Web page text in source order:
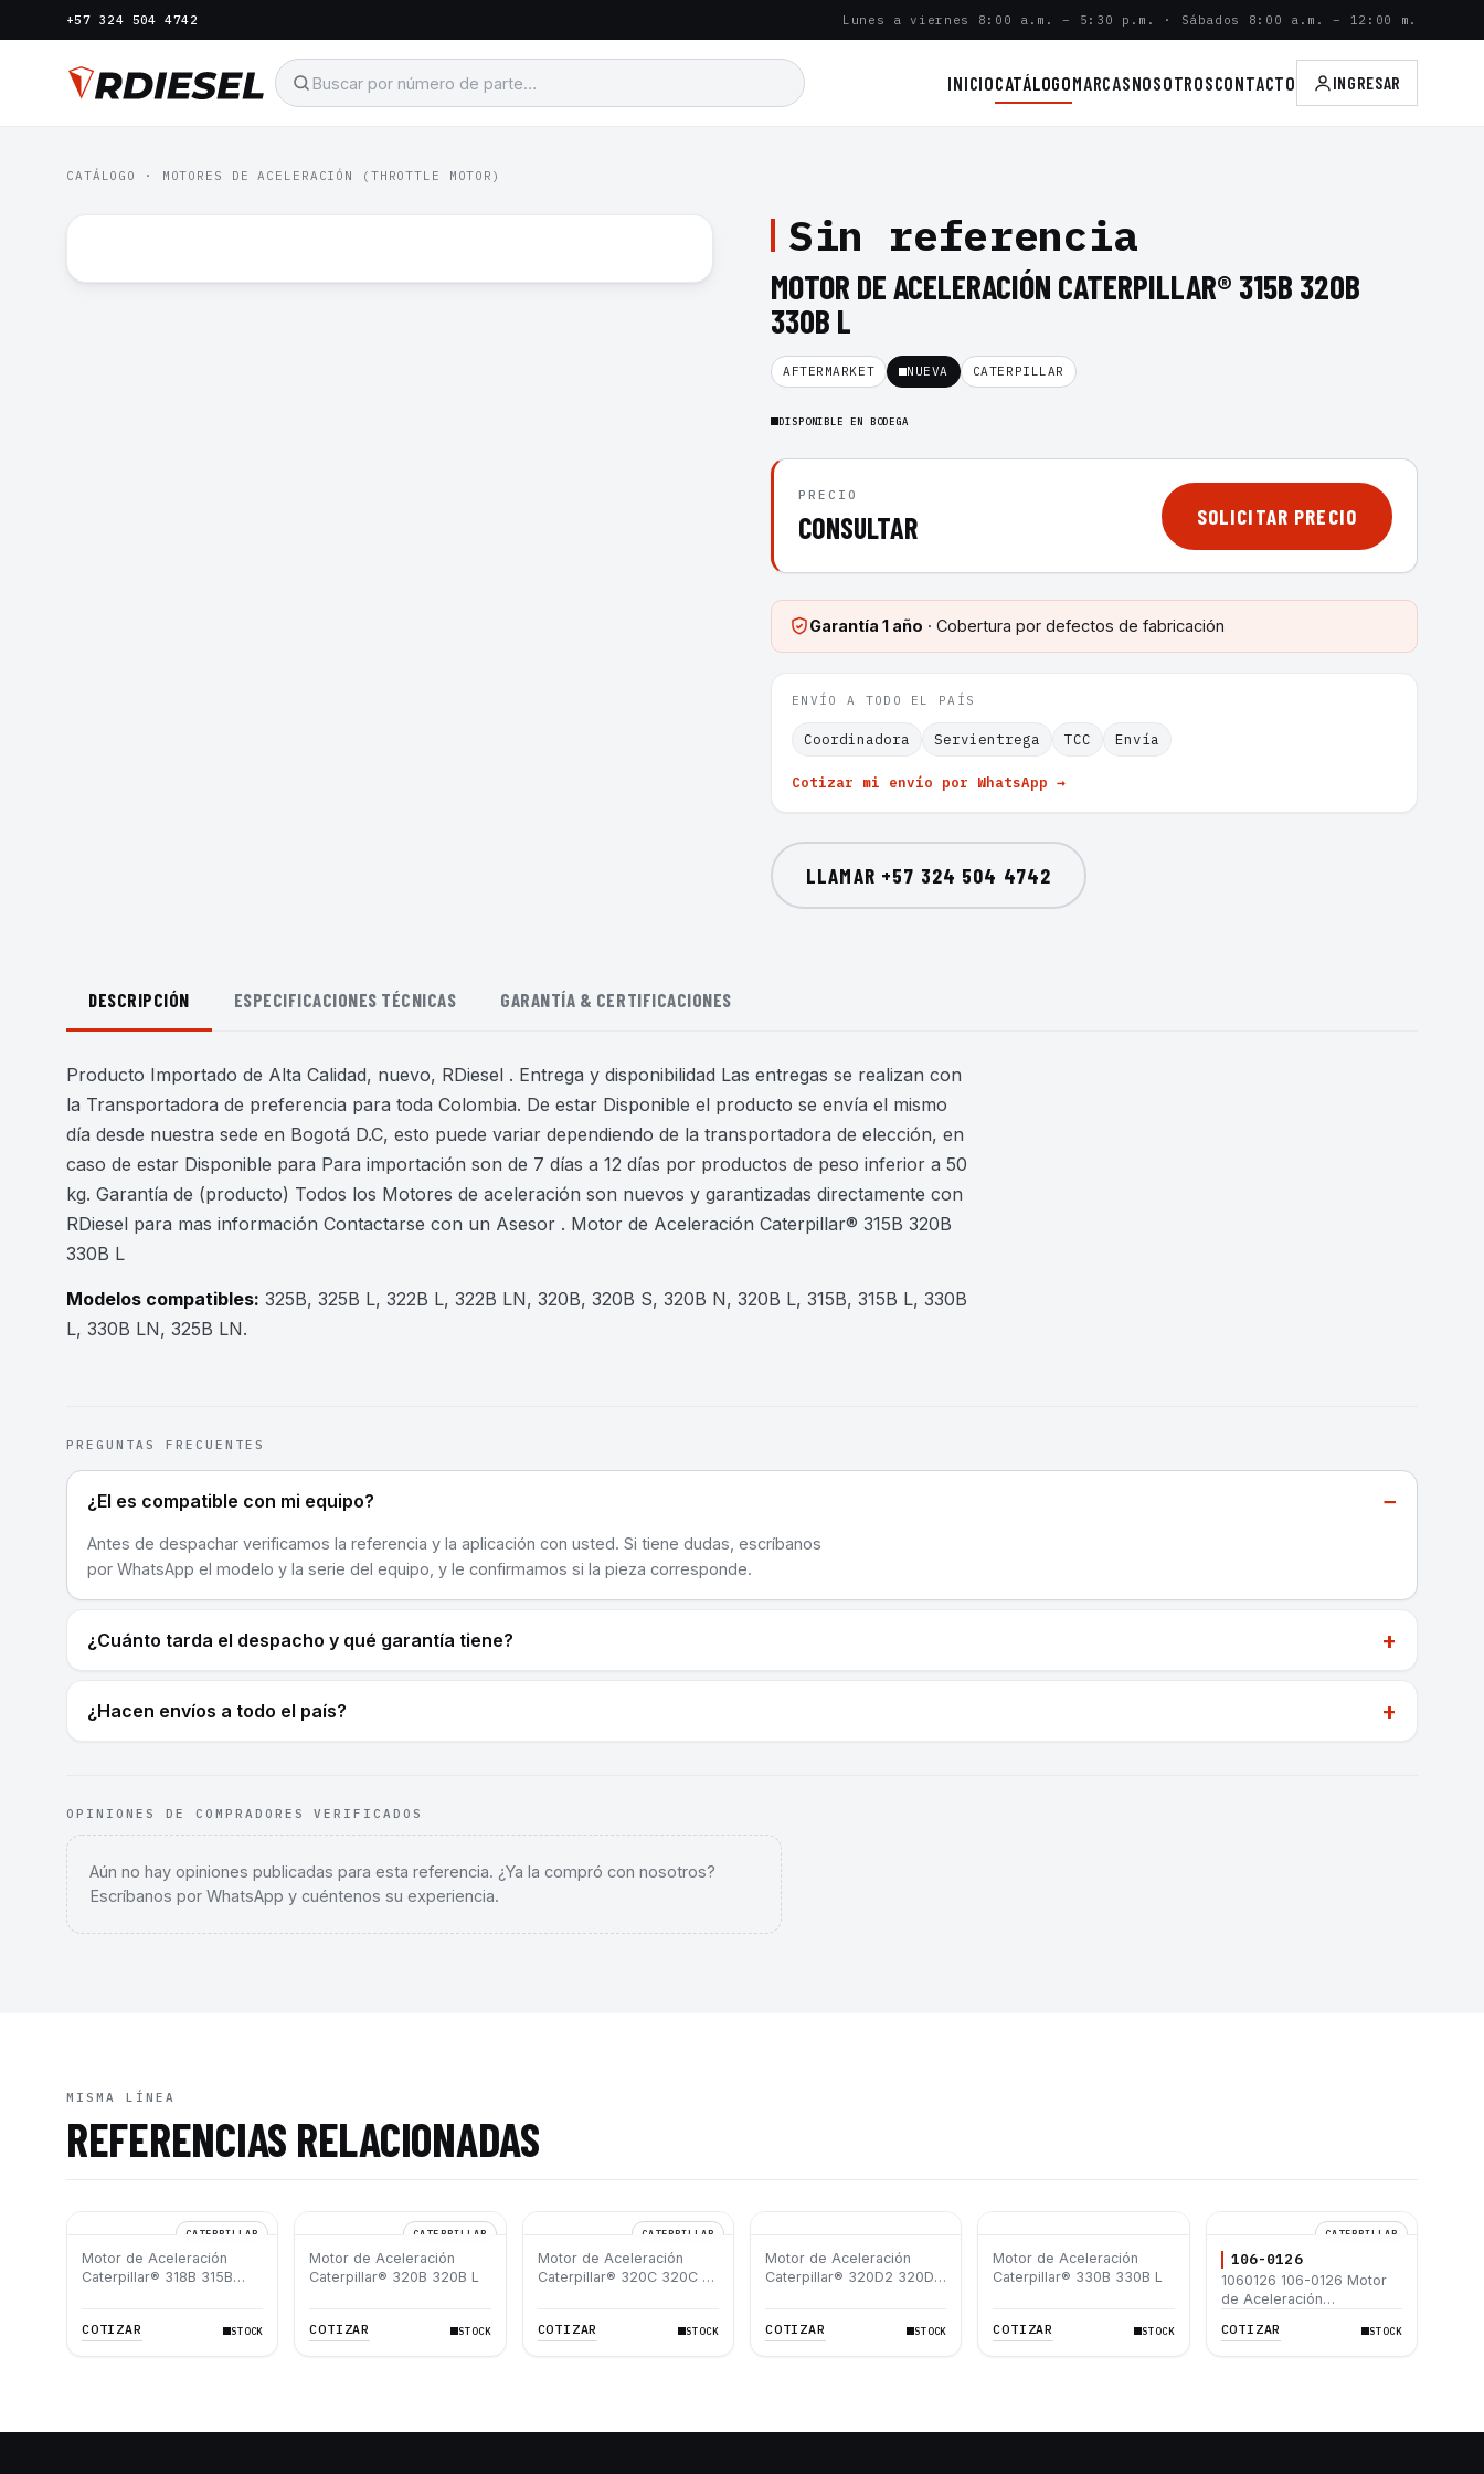
+57 324 504 4742 Lunes a viernes 8:00 a.m. – 5:30 p.m. · Sábados 8:00 a.m. – 12:00 m.
INICIOCATÁLOGOMARCASNOSOTROSCONTACTO INGRESAR
CATÁLOGO · MOTORES DE ACELERACIÓN (THROTTLE MOTOR)
Sin referencia
MOTOR DE ACELERACIÓN CATERPILLAR® 315B 320B
330B L
AFTERMARKET NUEVA CATERPILLAR
DISPONIBLE EN BODEGA
PRECIO
CONSULTAR SOLICITAR PRECIO
Garantía 1 año · Cobertura por defectos de fabricación
ENVÍO A TODO EL PAÍS
Coordinadora Servientrega TCC Envía
Cotizar mi envío por WhatsApp →
LLAMAR +57 324 504 4742
DESCRIPCIÓN ESPECIFICACIONES TÉCNICAS GARANTÍA & CERTIFICACIONES
Producto Importado de Alta Calidad, nuevo, RDiesel . Entrega y disponibilidad Las entregas se realizan con
la Transportadora de preferencia para toda Colombia. De estar Disponible el producto se envía el mismo
día desde nuestra sede en Bogotá D.C, esto puede variar dependiendo de la transportadora de elección, en
caso de estar Disponible para Para importación son de 7 días a 12 días por productos de peso inferior a 50
kg. Garantía de (producto) Todos los Motores de aceleración son nuevos y garantizadas directamente con
RDiesel para mas información Contactarse con un Asesor . Motor de Aceleración Caterpillar® 315B 320B
330B L
Modelos compatibles: 325B, 325B L, 322B L, 322B LN, 320B, 320B S, 320B N, 320B L, 315B, 315B L, 330B
L, 330B LN, 325B LN.
PREGUNTAS FRECUENTES
¿El es compatible con mi equipo? −
Antes de despachar verificamos la referencia y la aplicación con usted. Si tiene dudas, escríbanos
por WhatsApp el modelo y la serie del equipo, y le confirmamos si la pieza corresponde.
¿Cuánto tarda el despacho y qué garantía tiene? +
¿Hacen envíos a todo el país? +
OPINIONES DE COMPRADORES VERIFICADOS
Aún no hay opiniones publicadas para esta referencia. ¿Ya la compró con nosotros?
Escríbanos por WhatsApp y cuéntenos su experiencia.
MISMA LÍNEA
REFERENCIAS RELACIONADAS
CATERPILLAR
Motor de Aceleración
Caterpillar® 318B 315B
COTIZAR
STOCK
CATERPILLAR
Motor de Aceleración
Caterpillar® 320B 320B L
COTIZAR STOCK
CATERPILLAR
Motor de Aceleración
Caterpillar® 320C 320C L
COTIZAR
STOCK
Motor de Aceleración
Caterpillar® 320D2 320D2
COTIZAR
STOCK
Motor de Aceleración
Caterpillar® 330B 330B L
COTIZAR STOCK
CATERPILLAR
106-0126
1060126 106-0126 Motor
de Aceleración
330B L
COTIZAR STOCK